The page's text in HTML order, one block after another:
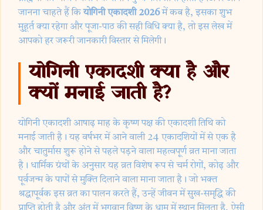
जानना चाहते हैं कियोगिनी एकादशी 2026में कब है, इसका शुभ
मुहूर्त क्या रहेगा और पूजा-पाठ की सही विधि क्या है, तो इस लेख में
आपको हर जरूरी जानकारी विस्तार से मिलेगी।
योगिनी एकादशी क्या है और
क्यों मनाई जाती है?
योगिनी एकादशी आषाढ़ माह के कृष्ण पक्ष की एकादशी तिथि को
मनाई जाती है। यह वर्षभर में आने वाली 24 एकादशियों में से एक है
और चातुर्मास शुरू होने से पहले पड़ने वाला महत्वपूर्ण व्रत माना जाता
है। धार्मिक ग्रंथों के अनुसार यह व्रत विशेष रूप से चर्म रोगों, कोढ़ और
पूर्वजन्म के पापों से मुक्ति दिलाने वाला माना जाता है। जो भक्त
श्रद्धापूर्वक इस व्रत का पालन करते हैं, उन्हें जीवन में सुख-समृद्धि की